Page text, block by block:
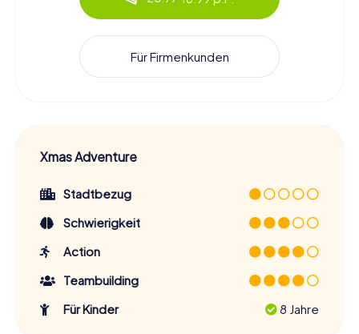
Für Firmenkunden
Xmas Adventure
Stadtbezug
Schwierigkeit
Action
Teambuilding
Für Kinder
8 Jahre